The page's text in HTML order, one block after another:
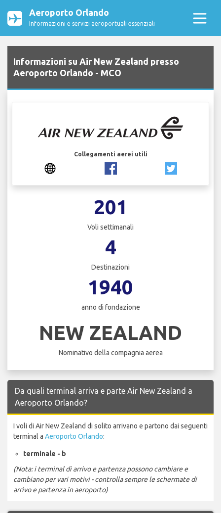
Aeroporto Orlando
Informazioni e servizi aeroportuali essenziali
Informazioni su Air New Zealand presso
Aeroporto Orlando - MCO
Collegamenti aerei utili
201
Voli settimanali
4
Destinazioni
1940
anno di fondazione
NEW ZEALAND
Nominativo della compagnia aerea
Da quali terminal arriva e parte Air New Zealand a
Aeroporto Orlando?
I voli di Air New Zealand di solito arrivano e partono dai seguenti
terminal a Aeroporto Orlando:
terminale - b
(Nota: i terminal di arrivo e partenza possono cambiare e
cambiano per vari motivi - controlla sempre le schermate di
arrivo e partenza in aeroporto)